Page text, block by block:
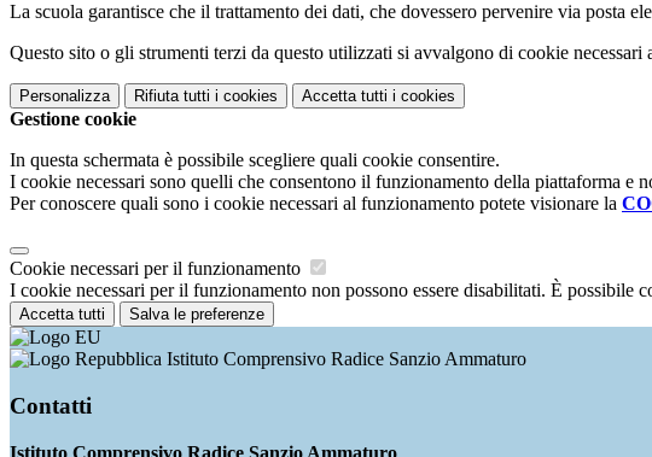
La scuola garantisce che il trattamento dei dati, che dovessero pervenire via posta
Questo sito o gli strumenti terzi da questo utilizzati si avvalgono di cookie
Personalizza Rifiuta tutti i cookies Accetta tutti i cookies
Gestione cookie
In questa schermata è possibile scegliere quali cookie consentire.
I cookie necessari sono quelli che consentono il funzionamento della piattaforma e
Per conoscere quali sono i cookie necessari al funzionamento potete visionare la
Cookie necessari per il funzionamento
I cookie necessari per il funzionamento non possono essere disabilitati. È possibile
Accetta tutti Salva le preferenze
Istituto Comprensivo Radice Sanzio Ammaturo
Contatti
Istituto Comprensivo Radice Sanzio Ammaturo